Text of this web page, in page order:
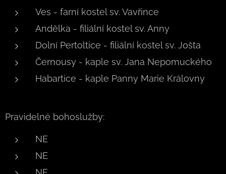
Ves - farní kostel sv. Vavřince
Andělka - filiální kostel sv. Anny
Dolní Pertoltice - filiální kostel sv. Jošta
Černousy - kaple sv. Jana Nepomuckého
Habartice - kaple Panny Marie Královny
Pravidelné bohoslužby:
NE
NE